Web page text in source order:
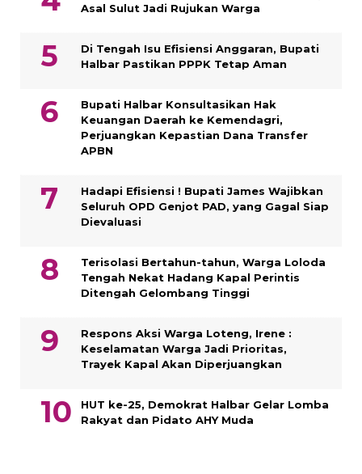
Asal Sulut Jadi Rujukan Warga
Di Tengah Isu Efisiensi Anggaran, Bupati
Halbar Pastikan PPPK Tetap Aman
Bupati Halbar Konsultasikan Hak
Keuangan Daerah ke Kemendagri,
Perjuangkan Kepastian Dana Transfer
APBN
Hadapi Efisiensi ! Bupati James Wajibkan
Seluruh OPD Genjot PAD, yang Gagal Siap
Dievaluasi
Terisolasi Bertahun-tahun, Warga Loloda
Tengah Nekat Hadang Kapal Perintis
Ditengah Gelombang Tinggi
Respons Aksi Warga Loteng, Irene :
Keselamatan Warga Jadi Prioritas,
Trayek Kapal Akan Diperjuangkan
HUT ke-25, Demokrat Halbar Gelar Lomba
Rakyat dan Pidato AHY Muda